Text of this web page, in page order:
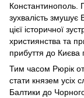
Константинополь.
зухвалість змушує
цієї історичної
християнства та
прибуття до Києва
Тим часом Рюрік
стати князем усіх
Балтики до